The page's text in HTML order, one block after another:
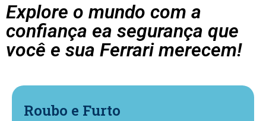
Explore o mundo com a
confiança ea segurança que
você e sua Ferrari merecem!
Roubo e Furto